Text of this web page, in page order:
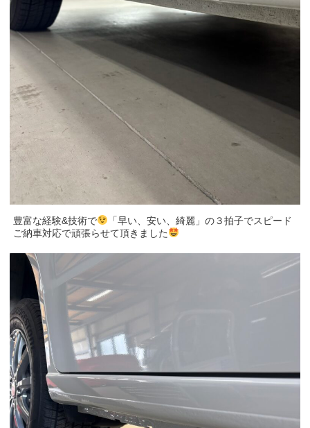
豊富な経験&技術で
「早い、安い、綺麗」の３拍子でスピード
ご納車対応で頑張らせて頂きました